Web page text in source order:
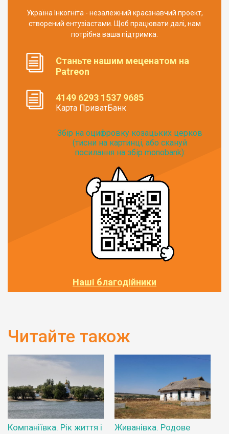
Україна Інкогніта - незалежний краєзнавчий проект,
створений ентузіастами. Щоб працювати далі, нам
потрібна ваша підтримка.
Станьте нашим меценатом на
Patreon
4149 6293 1537 9685
Карта ПриватБанк
Збір на оцифровку козацьких церков
(тисни на картинці, або скануй
посилання на збір monobank):
Наші благодійники
Читайте також
Компаніївка. Рік життя і
Живанівка. Родове